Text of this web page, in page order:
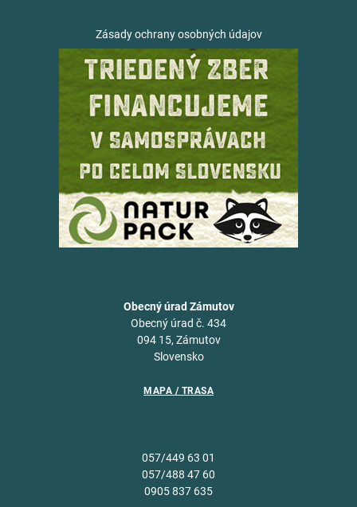
Zásady ochrany osobných údajov
Obecný úrad Zámutov
Obecný úrad č. 434
094 15, Zámutov
Slovensko
MAPA / TRASA
057/449 63 01
057/488 47 60
0905 837 635